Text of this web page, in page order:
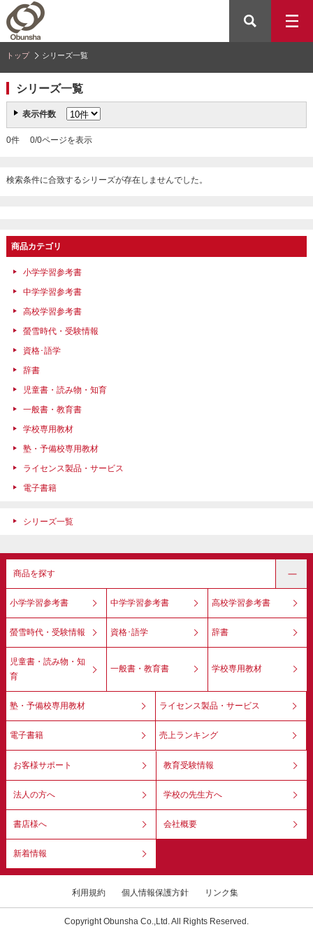
トップ シリーズ一覧
シリーズ一覧
表示件数
0件 0/0ページを表示
検索条件に合致するシリーズが存在しませんでした。
商品カテゴリ
小学学習参考書
中学学習参考書
高校学習参考書
螢雪時代・受験情報
資格･語学
辞書
児童書・読み物・知育
一般書・教育書
学校専用教材
塾・予備校専用教材
ライセンス製品・サービス
電子書籍
シリーズ一覧
商品を探す
小学学習参考書 中学学習参考書 高校学習参考書
螢雪時代・受験情報 資格･語学 辞書
児童書・読み物・知
育
一般書・教育書 学校専用教材
塾・予備校専用教材 ライセンス製品・サービス
電子書籍 売上ランキング
お客様サポート 教育受験情報
法人の方へ 学校の先生方へ
書店様へ 会社概要
新着情報
利用規約 個人情報保護方針 リンク集
Copyright Obunsha Co.,Ltd. All Rights Reserved.